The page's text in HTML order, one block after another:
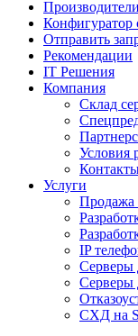
Конфигуратор
Отправить
Рекомендации
IT Решения
Компания
Склад
Условия
Услуги
Продажа
IP
Серверы
Серверы
СХД на